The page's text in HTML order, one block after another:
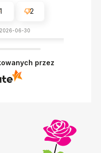
2
2026-06-30
przez